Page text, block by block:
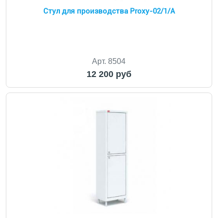
Стул для производства Proxy-02/1/A
Арт. 8504
12 200 руб